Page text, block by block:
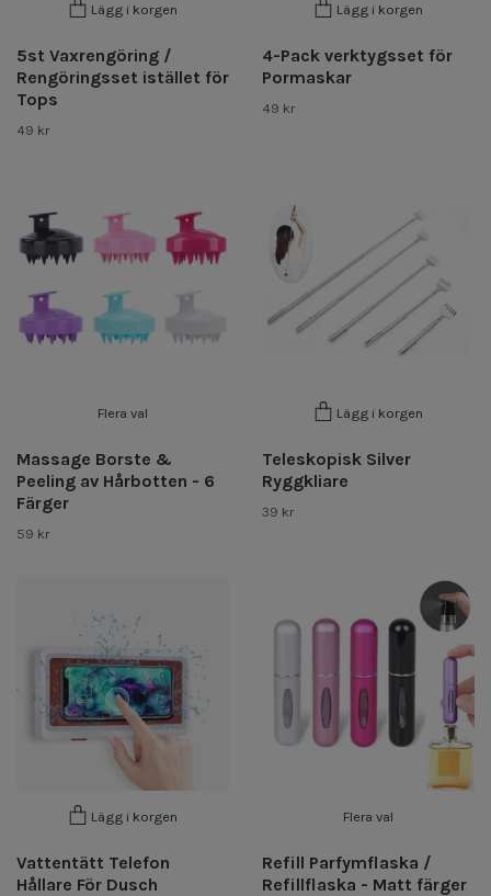
Lägg i korgen
5st Vaxrengöring /
Rengöringsset istället för
Tops
49 kr
Lägg i korgen
4-Pack verktygsset för
Pormaskar
49 kr
Flera val
Massage Borste &
Peeling av Hårbotten - 6
Färger
59 kr
Lägg i korgen
Teleskopisk Silver
Ryggkliare
39 kr
Lägg i korgen
Vattentätt Telefon
Hållare För Dusch
Flera val
Refill Parfymflaska /
Refillflaska - Matt färger